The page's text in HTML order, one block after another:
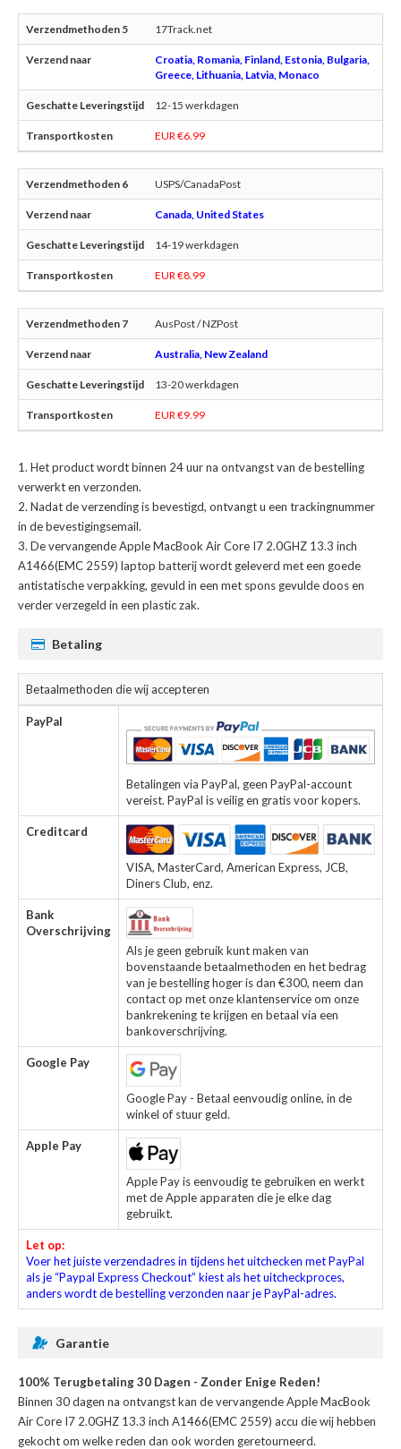
17Track.net
Croatia, Romania, Finland, Estonia, Bulgaria,
Greece, Lithuania, Latvia, Monaco
12-15 werkdagen
EUR €6.99
USPS/CanadaPost
Canada, United States
14-19 werkdagen
EUR €8.99
AusPost / NZPost
Australia, New Zealand
13-20 werkdagen
EUR €9.99
Het product wordt binnen 24 uur na ontvangst van de bestelling
verwerkt en verzonden.
Nadat de verzending is bevestigd, ontvangt u een trackingnummer
in de bevestigingsemail.
Devervangende Apple MacBook Air Core I7 2.0GHZ 13.3 inch
A1466(EMC 2559) laptop batterijwordt geleverd met een goede
antistatische verpakking, gevuld in een met spons gevulde doos en
verder verzegeld in een plastic zak.
Betaling
Betaalmethoden die wij accepteren
PayPal
Betalingen via PayPal, geen PayPal-account
vereist. PayPal is veilig en gratis voor kopers.
Creditcard
VISA, MasterCard, American Express, JCB,
Diners Club, enz.
Bank
Overschrijving
Als je geen gebruik kunt maken van
bovenstaande betaalmethoden en het bedrag
van je bestelling hoger is dan €300, neem dan
contact op met onze klantenservice om onze
bankrekening te krijgen en betaal via een
bankoverschrijving.
Google Pay
Google Pay - Betaal eenvoudig online, in de
winkel of stuur geld.
Apple Pay
Apple Pay is eenvoudig te gebruiken en werkt
met de Apple apparaten die je elke dag
gebruikt.
Let op:
Voer het juiste verzendadres in tijdens het uitchecken met PayPal
als je “Paypal Express Checkout” kiest als het uitcheckproces,
anders wordt de bestelling verzonden naar je PayPal-adres.
Garantie
100% Terugbetaling 30 Dagen - Zonder Enige Reden!
Binnen 30 dagen na ontvangst kan devervangende Apple MacBook
Air Core I7 2.0GHZ 13.3 inch A1466(EMC 2559) accu die wij hebben
gekocht om welke reden dan ook worden geretourneerd.